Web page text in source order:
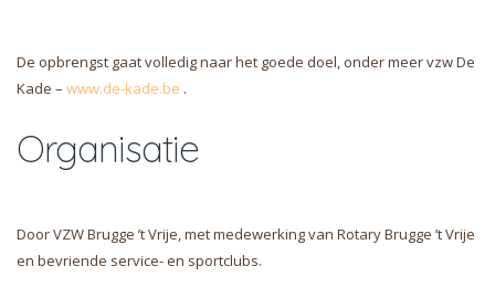
De opbrengst gaat volledig naar het goede doel, onder meer vzw De
Kade – www.de-kade.be .
Organisatie
Door VZW Brugge ’t Vrije, met medewerking van Rotary Brugge ’t Vrije
en bevriende service- en sportclubs.